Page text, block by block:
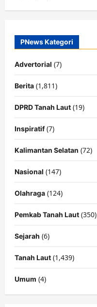
PNews Kategori
Advertorial (7)
Berita (1,811)
DPRD Tanah Laut (19)
Inspiratif(7)
Kalimantan Selatan (72)
Nasional (147)
Olahraga (124)
Pemkab Tanah Laut (350)
Sejarah (6)
Tanah Laut (1,439)
Umum (4)